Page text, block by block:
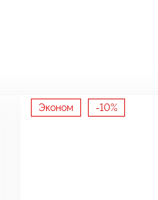
Эконом -10%